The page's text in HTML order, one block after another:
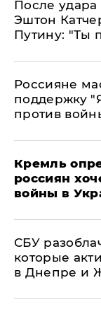
После
Эштон
Путину: "Ты
Россияне
поддержку
против
Кремль
россиян
войны в
СБУ
которые
в Днепре и